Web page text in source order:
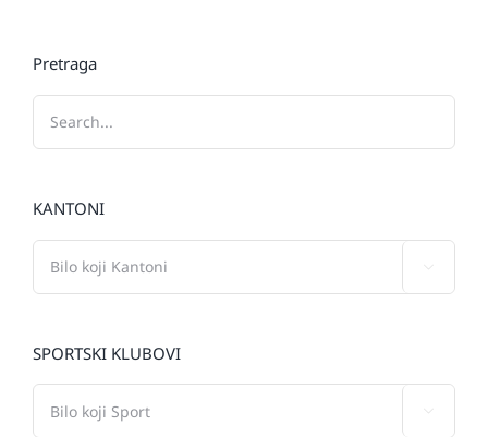
Pretraga
KANTONI
SPORTSKI KLUBOVI